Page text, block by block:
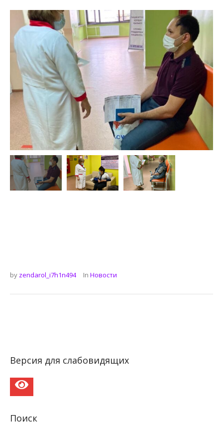
by zendarol_i7h1n494 In Новости
Версия для слабовидящих
Поиск